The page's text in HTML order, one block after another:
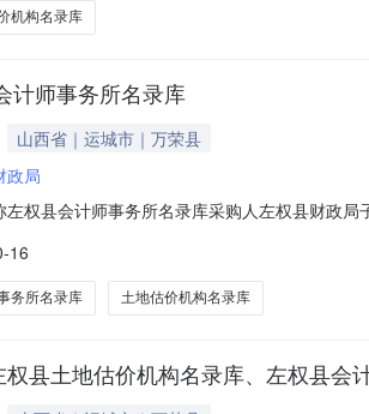
机构名录库
计师事务所名录库
山西省｜运城市｜万荣县
政局
左权县会计师事务所名录库采购人左权县财政
如下：一、采购人、采购机构的名称、地址及
16
务所名录库 土地估价机构名录库
县土地估价机构名录库、左权县会